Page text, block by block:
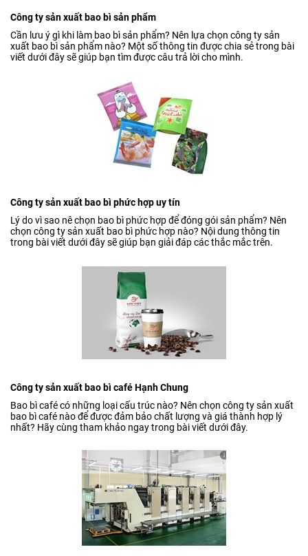
Công ty sản xuất bao bì sản phẩm
Cần lưu ý gì khi làm bao bì sản phẩm? Nên lựa chọn công ty sản
xuất bao bì sản phẩm nào? Một số thông tin được chia sẻ trong bài
viết dưới đây sẽ giúp bạn tìm được câu trả lời cho mình.
Công ty sản xuất bao bì phức hợp uy tín
Lý do vì sao nê chọn bao bì phức hợp để đóng gói sản phẩm? Nên
chọn công ty sản xuất bao bì phức hợp nào? Nội dung thông tin
trong bài viết dưới đây sẽ giúp bạn giải đáp các thắc mắc trên.
Công ty sản xuất bao bì café Hạnh Chung
Bao bì café có những loại cấu trúc nào? Nên chọn công ty sản xuất
bao bì café nào để được đảm bảo chất lượng và giá thành hợp lý
nhất? Hãy cùng tham khảo ngay trong bài viết dưới đây.